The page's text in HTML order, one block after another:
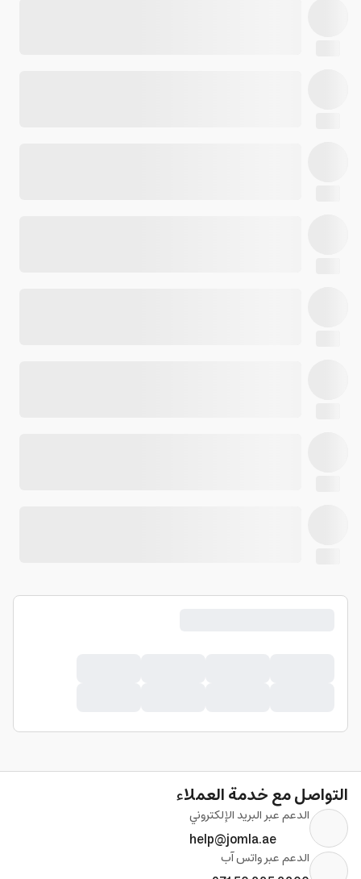
التواصل مع خدمة العملاء
الدعم عبر البريد الإلكتروني
help@jomla.ae
الدعم عبر واتس آب